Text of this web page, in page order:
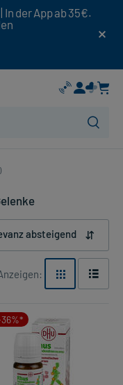
der App ab 35€.
absteigend